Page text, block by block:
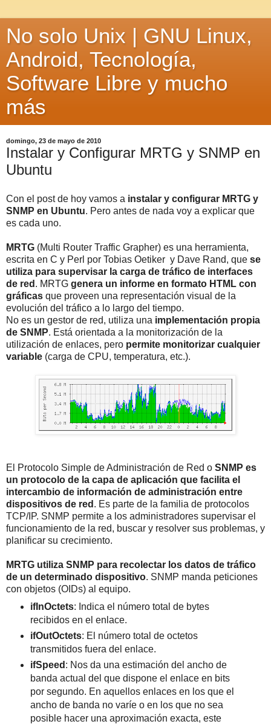
No solo Unix | GNU Linux,
Android, Tecnología,
Software Libre y mucho
más
domingo, 23 de mayo de 2010
Instalar y Configurar MRTG y SNMP en
Ubuntu
Con el post de hoy vamos a instalar y configurar MRTG y
SNMP en Ubuntu. Pero antes de nada voy a explicar que
es cada uno.
MRTG (Multi Router Traffic Grapher) es una herramienta,
escrita en C y Perl por Tobias Oetiker y Dave Rand, que se
utiliza para supervisar la carga de tráfico de interfaces
de red . MRTG genera un informe en formato HTML con
gráficas que proveen una representación visual de la
evolución del tráfico a lo largo del tiempo.
No es un gestor de red, utiliza una implementación propia
de SNMP. Está orientada a la monitorización de la
utilización de enlaces, pero permite monitorizar cualquier
variable (carga de CPU, temperatura, etc.).
El Protocolo Simple de Administración de Red o SNMP es
un protocolo de la capa de aplicación que facilita el
intercambio de información de administración entre
dispositivos de red . Es parte de la familia de protocolos
TCP/IP. SNMP permite a los administradores supervisar el
funcionamiento de la red, buscar y resolver sus problemas, y
planificar su crecimiento.
MRTG utiliza SNMP para recolectar los datos de tráfico
de un determinado dispositivo. SNMP manda peticiones
con objetos (OIDs) al equipo.
ifInOctets: Indica el número total de bytes
recibidos en el enlace.
ifOutOctets: El número total de octetos
transmitidos fuera del enlace.
ifSpeed : Nos da una estimación del ancho de
banda actual del que dispone el enlace en bits
por segundo. En aquellos enlaces en los que el
ancho de banda no varíe o en los que no sea
posible hacer una aproximación exacta, este